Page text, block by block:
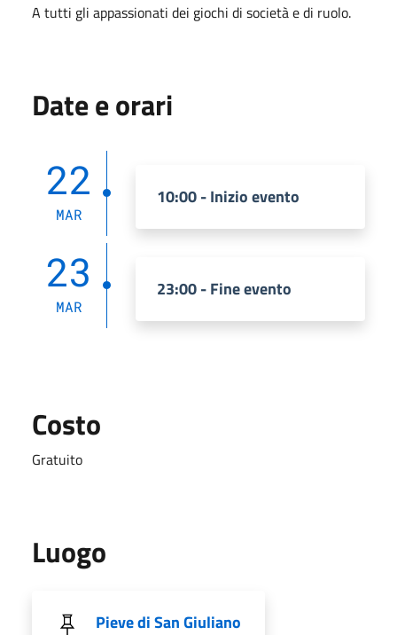
A tutti gli appassionati dei giochi di società e di ruolo.
Date e orari
22
MAR
10:00 - Inizio evento
23
MAR
23:00 - Fine evento
Costo
Gratuito
Luogo
Pieve di San Giuliano